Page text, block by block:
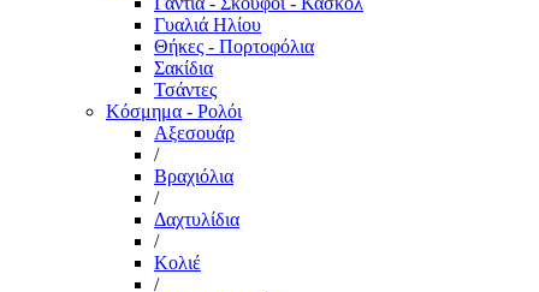
Γυαλιά Ηλίου
Θήκες - Πορτοφόλια
Σακίδια
Τσάντες
Κόσμημα - Ρολόι
Αξεσουάρ
/
Βραχιόλια
/
Δαχτυλίδια
/
Κολιέ
/